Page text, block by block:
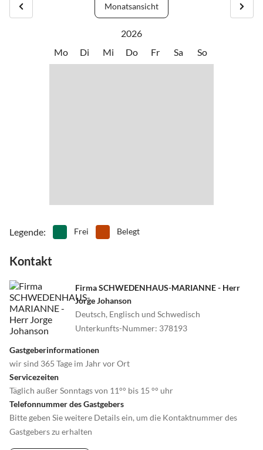
• Rudern
• Schlittschuhlaufen • Schwimmen
•
Wandern Zelten
Schlittschuh zu laufen und nach Einbruch der Dunkelheit den
Mietet Euch für einige Zeit im Nalle-Hus ein, nah an den
Originalschauplätzen
Monatsansicht
2026
Mo
Di Mi Do Fr Sa So
Legende: Frei Belegt
Kontakt
Firma SCHWEDENHAUS-MARIANNE - Herr
Jorge Johanson
Deutsch, Englisch und Schwedisch
Unterkunfts-Nummer: 378193
Gastgeberinformationen
wir sind 365 Tage im Jahr vor Ort
Servicezeiten
Täglich außer Sonntags von 11°° bis 15 °° uhr
Telefonnummer des Gastgebers
Bitte geben Sie weitere Details ein, um die Kontaktnummer des
Gastgebers zu erhalten